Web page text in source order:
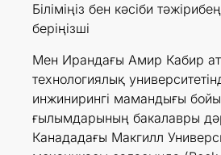
Біліміңіз бен кәсіби
беріңізші
Мен Ирандағы Амир Кабир
технологиялық
инжинирингі мамандығы
ғылымдарының бакалавры
Канададағы Макгилл